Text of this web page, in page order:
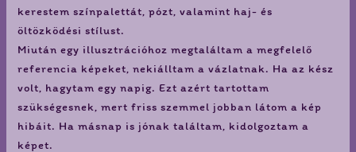
kerestem színpalettát, pózt, valamint haj- és
öltözködési stílust.
Miután egy illusztrációhoz megtaláltam a megfelelő
referencia képeket, nekiálltam a vázlatnak. Ha az kész
volt, hagytam egy napig. Ezt azért tartottam
szükségesnek, mert friss szemmel jobban látom a kép
hibáit. Ha másnap is jónak találtam, kidolgoztam a
képet.